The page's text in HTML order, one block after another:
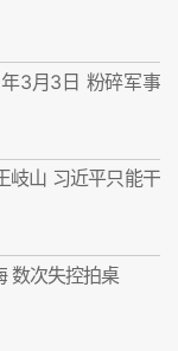
3月3日 粉碎军事
岐山 习近平只能干
数次失控拍桌